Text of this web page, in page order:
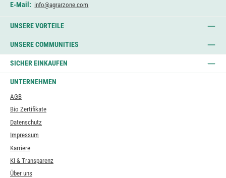
E-Mail: info@agrarzone.com
UNSERE VORTEILE
UNSERE COMMUNITIES
SICHER EINKAUFEN
UNTERNEHMEN
AGB
Bio Zertifikate
Datenschutz
Impressum
Karriere
KI & Transparenz
Über uns